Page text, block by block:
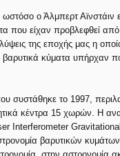
ο Άλμπερτ Αϊνστάιν
που είχαν προβλεφθεί από
της εποχής μας η
κύματα υπήρχαν
συστάθηκε το 1997,
κέντρα 15 χωρών. Η
Interferometer
βαρυτικών